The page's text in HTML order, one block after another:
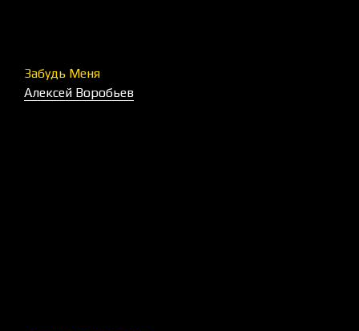
Забудь Меня
Алексей Воробьев